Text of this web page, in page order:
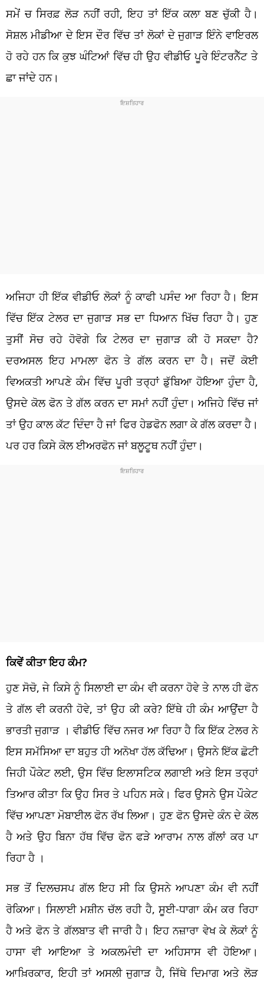
ਸਮੇਂ ਚ ਸਿਰਫ਼ ਲੋੜ ਨਹੀਂ ਰਹੀ, ਇਹ ਤਾਂ ਇੱਕ ਕਲਾ ਬਣ ਚੁੱਕੀ ਹੈ।
ਸੋਸ਼ਲ ਮੀਡੀਆ ਦੇ ਇਸ ਦੌਰ ਵਿੱਚ ਤਾਂ ਲੋਕਾਂ ਦੇ ਜੁਗਾੜ ਇੰਨੇ ਵਾਇਰਲ
ਹੋ ਰਹੇ ਹਨ ਕਿ ਕੁਝ ਘੰਟਿਆਂ ਵਿੱਚ ਹੀ ਉਹ ਵੀਡੀਓ ਪੂਰੇ ਇੰਟਰਨੈੱਟ ਤੇ
ਛਾ ਜਾਂਦੇ ਹਨ।
ਅਜਿਹਾ ਹੀ ਇੱਕ ਵੀਡੀਓ ਲੋਕਾਂ ਨੂੰ ਕਾਫੀ ਪਸੰਦ ਆ ਰਿਹਾ ਹੈ। ਇਸ
ਵਿੱਚ ਇੱਕ ਟੇਲਰ ਦਾ ਜੁਗਾੜ ਸਭ ਦਾ ਧਿਆਨ ਖਿੱਚ ਰਿਹਾ ਹੈ। ਹੁਣ
ਤੁਸੀਂ ਸੋਚ ਰਹੇ ਹੋਵੋਗੇ ਕਿ ਟੇਲਰ ਦਾ ਜੁਗਾੜ ਕੀ ਹੋ ਸਕਦਾ ਹੈ?
ਦਰਅਸਲ ਇਹ ਮਾਮਲਾ ਫੋਨ ਤੇ ਗੱਲ ਕਰਨ ਦਾ ਹੈ। ਜਦੋਂ ਕੋਈ
ਵਿਅਕਤੀ ਆਪਣੇ ਕੰਮ ਵਿੱਚ ਪੂਰੀ ਤਰ੍ਹਾਂ ਡੁੱਬਿਆ ਹੋਇਆ ਹੁੰਦਾ ਹੈ,
ਉਸਦੇ ਕੋਲ ਫੋਨ ਤੇ ਗੱਲ ਕਰਨ ਦਾ ਸਮਾਂ ਨਹੀਂ ਹੁੰਦਾ। ਅਜਿਹੇ ਵਿੱਚ ਜਾਂ
ਤਾਂ ਉਹ ਕਾਲ ਕੱਟ ਦਿੰਦਾ ਹੈ ਜਾਂ ਫਿਰ ਹੇਡਫੋਨ ਲਗਾ ਕੇ ਗੱਲ ਕਰਦਾ ਹੈ।
ਪਰ ਹਰ ਕਿਸੇ ਕੋਲ ਈਅਰਫੋਨ ਜਾਂ ਬਲੂਟੂਥ ਨਹੀਂ ਹੁੰਦਾ।
ਕਿਵੇਂ ਕੀਤਾ ਇਹ ਕੰਮ?
ਹੁਣ ਸੋਚੋ, ਜੇ ਕਿਸੇ ਨੂੰ ਸਿਲਾਈ ਦਾ ਕੰਮ ਵੀ ਕਰਨਾ ਹੋਵੇ ਤੇ ਨਾਲ ਹੀ ਫੋਨ
ਤੇ ਗੱਲ ਵੀ ਕਰਨੀ ਹੋਵੇ, ਤਾਂ ਉਹ ਕੀ ਕਰੇ? ਇੱਥੇ ਹੀ ਕੰਮ ਆਉਂਦਾ ਹੈ
ਭਾਰਤੀ ਜੁਗਾੜ । ਵੀਡੀਓ ਵਿੱਚ ਨਜਰ ਆ ਰਿਹਾ ਹੈ ਕਿ ਇੱਕ ਟੇਲਰ ਨੇ
ਇਸ ਸਮੱਸਿਆ ਦਾ ਬਹੁਤ ਹੀ ਅਨੋਖਾ ਹੱਲ ਕੱਢਿਆ। ਉਸਨੇ ਇੱਕ ਛੋਟੀ
ਜਿਹੀ ਪੌਕੇਟ ਲਈ, ਉਸ ਵਿੱਚ ਇਲਾਸਟਿਕ ਲਗਾਈ ਅਤੇ ਇਸ ਤਰ੍ਹਾਂ
ਤਿਆਰ ਕੀਤਾ ਕਿ ਉਹ ਸਿਰ ਤੇ ਪਹਿਨ ਸਕੇ। ਫਿਰ ਉਸਨੇ ਉਸ ਪੌਕੇਟ
ਵਿੱਚ ਆਪਣਾ ਮੋਬਾਈਲ ਫੋਨ ਰੱਖ ਲਿਆ। ਹੁਣ ਫੋਨ ਉਸਦੇ ਕੰਨ ਦੇ ਕੋਲ
ਹੈ ਅਤੇ ਉਹ ਬਿਨਾ ਹੱਥ ਵਿੱਚ ਫੋਨ ਫੜੇ ਆਰਾਮ ਨਾਲ ਗੱਲਾਂ ਕਰ ਪਾ
ਰਿਹਾ ਹੈ ।
ਸਭ ਤੋਂ ਦਿਲਚਸਪ ਗੱਲ ਇਹ ਸੀ ਕਿ ਉਸਨੇ ਆਪਣਾ ਕੰਮ ਵੀ ਨਹੀਂ
ਰੋਕਿਆ। ਸਿਲਾਈ ਮਸ਼ੀਨ ਚੱਲ ਰਹੀ ਹੈ, ਸੂਈ-ਧਾਗਾ ਕੰਮ ਕਰ ਰਿਹਾ
ਹੈ ਅਤੇ ਫੋਨ ਤੇ ਗੱਲਬਾਤ ਵੀ ਜਾਰੀ ਹੈ। ਇਹ ਨਜ਼ਾਰਾ ਵੇਖ ਕੇ ਲੋਕਾਂ ਨੂੰ
ਹਾਸਾ ਵੀ ਆਇਆ ਤੇ ਅਕਲਮੰਦੀ ਦਾ ਅਹਿਸਾਸ ਵੀ ਹੋਇਆ।
ਆਖ਼ਿਰਕਾਰ, ਇਹੀ ਤਾਂ ਅਸਲੀ ਜੁਗਾੜ ਹੈ, ਜਿੱਥੇ ਦਿਮਾਗ ਅਤੇ ਲੋੜ